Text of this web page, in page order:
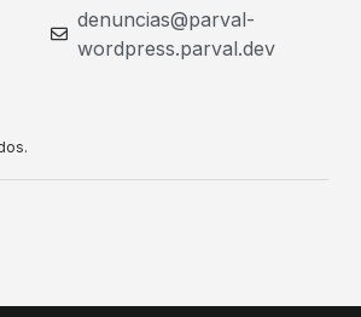
denuncias@parval-
wordpress.parval.dev